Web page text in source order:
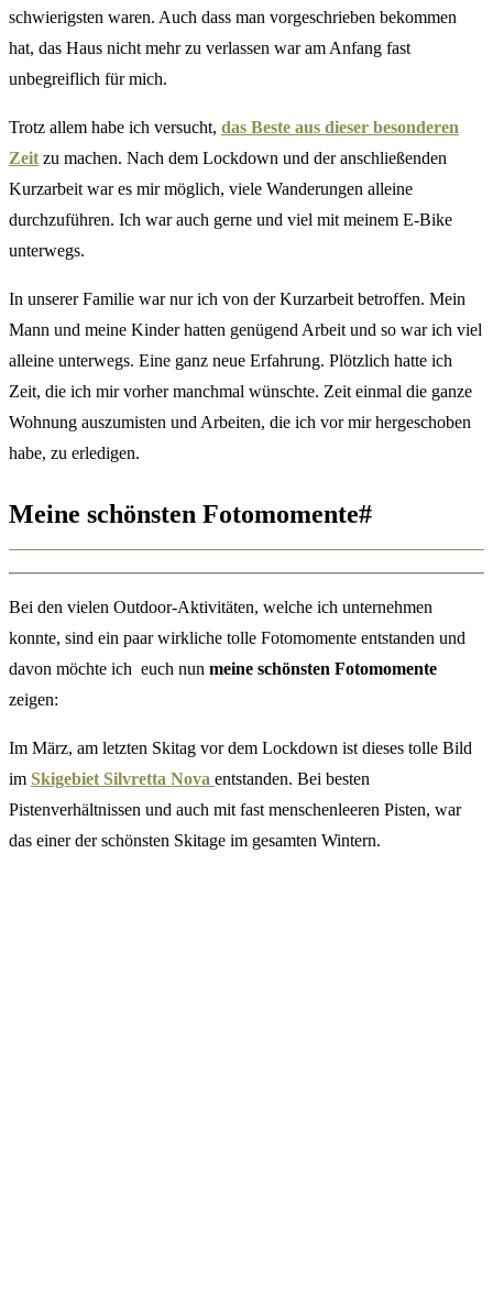
schwierigsten waren. Auch dass man vorgeschrieben bekommen
hat, das Haus nicht mehr zu verlassen war am Anfang fast
unbegreiflich für mich.
Trotz allem habe ich versucht, das Beste aus dieser besonderen
Zeitzu machen. Nach dem Lockdown und der anschließenden
Kurzarbeit war es mir möglich, viele Wanderungen alleine
durchzuführen. Ich war auch gerne und viel mit meinem E-Bike
unterwegs.
In unserer Familie war nur ich von der Kurzarbeit betroffen. Mein
Mann und meine Kinder hatten genügend Arbeit und so war ich viel
alleine unterwegs. Eine ganz neue Erfahrung. Plötzlich hatte ich
Zeit, die ich mir vorher manchmal wünschte. Zeit einmal die ganze
Wohnung auszumisten und Arbeiten, die ich vor mir hergeschoben
habe, zu erledigen.
Meine schönsten Fotomomente#
Bei den vielen Outdoor-Aktivitäten, welche ich unternehmen
konnte, sind ein paar wirkliche tolle Fotomomente entstanden und
davon möchte ich euch nun meine schönsten Fotomomente
zeigen:
Im März, am letzten Skitag vor dem Lockdown ist dieses tolle Bild
im Skigebiet Silvretta Nova entstanden. Bei besten
Pistenverhältnissen und auch mit fast menschenleeren Pisten, war
das einer der schönsten Skitage im gesamten Wintern.